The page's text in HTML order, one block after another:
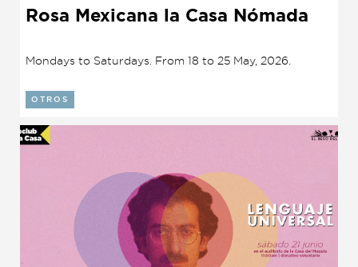
Rosa Mexicana la Casa Nómada
Mondays to Saturdays. From 18 to 25 May, 2026.
OTROS